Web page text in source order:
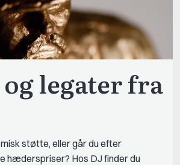
legater fra
støtte, eller går du efter
hæderspriser? Hos DJ finder du